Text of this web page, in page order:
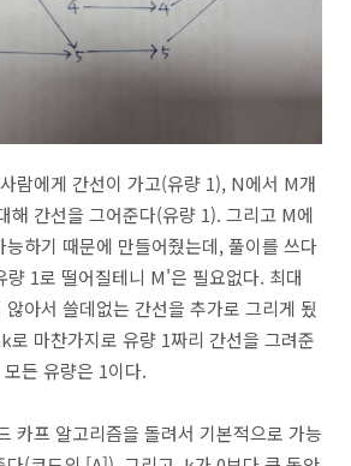
람에게 간선이 가고(유량 1), N에서 M개
해 간선을 그어준다(유량 1). 그리고 M에
하기 때문에 만들어줬는데, 풀이를 쓰다
1로 떨어질테니 M'은 필요없다. 최대
아서 쓸데없는 간선을 추가로 그리게 됬
로 마찬가지로 유량 1짜리 간선을 그려준
든 유량은 1이다.
카프 알고리즘을 돌려서 기본적으로 가능